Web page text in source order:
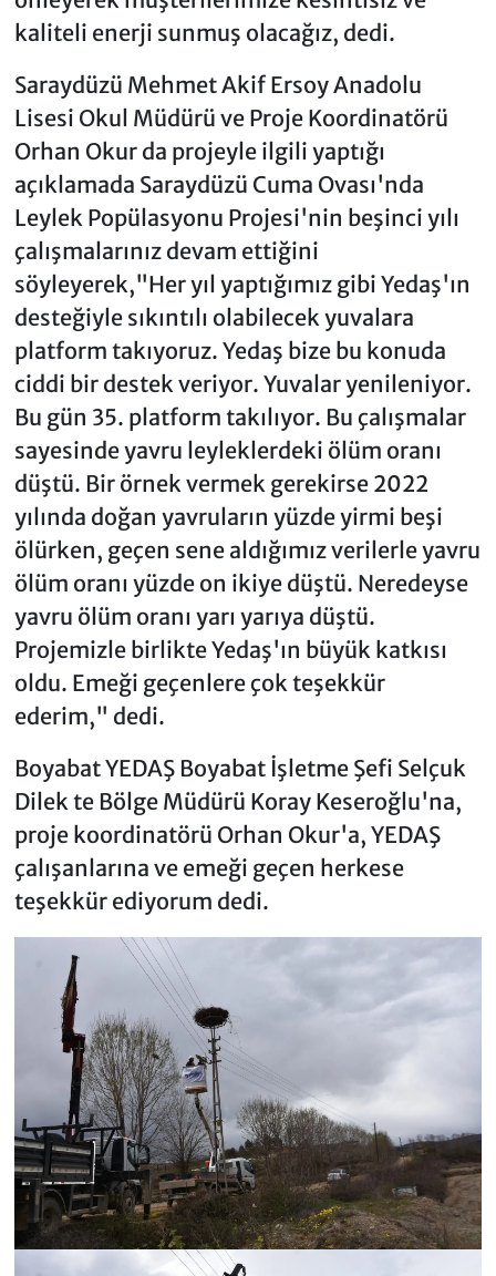
kaliteli enerji sunmuş olacağız, dedi.
Saraydüzü Mehmet Akif Ersoy Anadolu
Lisesi Okul Müdürü ve Proje Koordinatörü
Orhan Okur da projeyle ilgili yaptığı
açıklamada Saraydüzü Cuma Ovası'nda
Leylek Popülasyonu Projesi'nin beşinci yılı
çalışmalarınız devam ettiğini
söyleyerek,"Her yıl yaptığımız gibi Yedaş'ın
desteğiyle sıkıntılı olabilecek yuvalara
platform takıyoruz. Yedaş bize bu konuda
ciddi bir destek veriyor. Yuvalar yenileniyor.
Bu gün 35. platform takılıyor. Bu çalışmalar
sayesinde yavru leyleklerdeki ölüm oranı
düştü. Bir örnek vermek gerekirse 2022
yılında doğan yavruların yüzde yirmi beşi
ölürken, geçen sene aldığımız verilerle yavru
ölüm oranı yüzde on ikiye düştü. Neredeyse
yavru ölüm oranı yarı yarıya düştü.
Projemizle birlikte Yedaş'ın büyük katkısı
oldu. Emeği geçenlere çok teşekkür
ederim," dedi.
Boyabat YEDAŞ Boyabat İşletme Şefi Selçuk
Dilek te Bölge Müdürü Koray Keseroğlu'na,
proje koordinatörü Orhan Okur'a, YEDAŞ
çalışanlarına ve emeği geçen herkese
teşekkür ediyorum dedi.